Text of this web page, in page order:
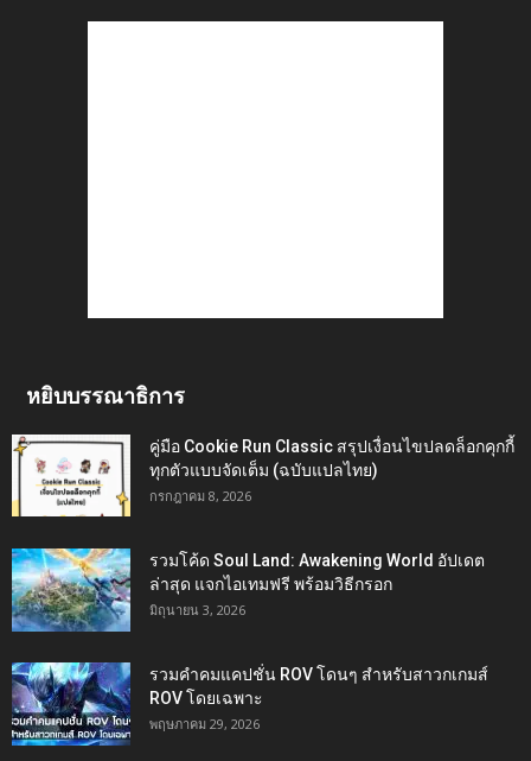
หยิบบรรณาธิการ
คู่มือ Cookie Run Classic สรุปเงื่อนไขปลดล็อกคุกกี้
ทุกตัวแบบจัดเต็ม (ฉบับแปลไทย)
กรกฎาคม 8, 2026
รวมโค้ด Soul Land: Awakening World อัปเดต
ล่าสุด แจกไอเทมฟรี พร้อมวิธีกรอก
มิถุนายน 3, 2026
รวมคำคมแคปชั่น ROV โดนๆ สำหรับสาวกเกมส์
ROV โดยเฉพาะ
พฤษภาคม 29, 2026